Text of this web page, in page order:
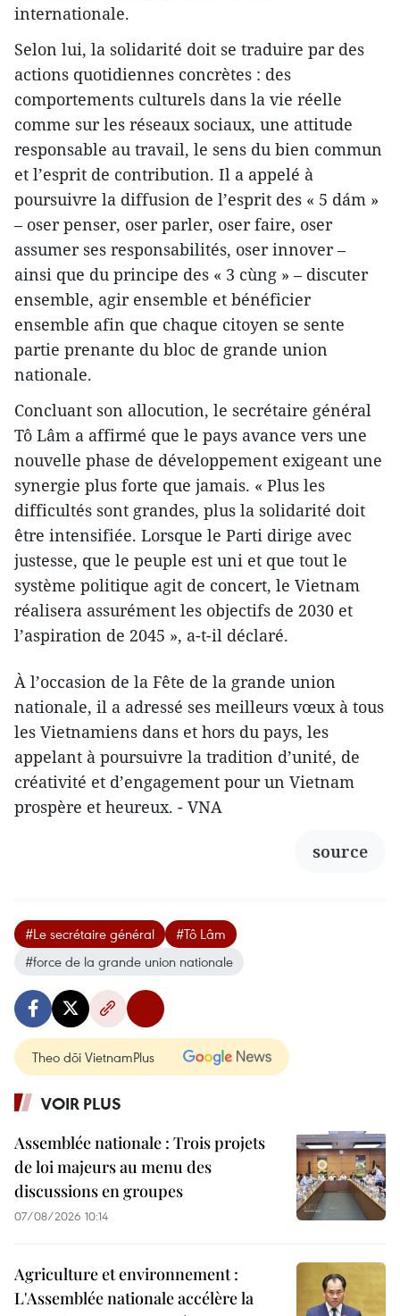
internationale.
Selon lui, la solidarité doit se traduire par des
actions quotidiennes concrètes : des
comportements culturels dans la vie réelle
comme sur les réseaux sociaux, une attitude
responsable au travail, le sens du bien commun
et l’esprit de contribution. Il a appelé à
poursuivre la diffusion de l’esprit des « 5 dám »
– oser penser, oser parler, oser faire, oser
assumer ses responsabilités, oser innover –
ainsi que du principe des « 3 cùng » – discuter
ensemble, agir ensemble et bénéficier
ensemble afin que chaque citoyen se sente
partie prenante du bloc de grande union
nationale.
Concluant son allocution, le secrétaire général
Tô Lâm a affirmé que le pays avance vers une
nouvelle phase de développement exigeant une
synergie plus forte que jamais. « Plus les
difficultés sont grandes, plus la solidarité doit
être intensifiée. Lorsque le Parti dirige avec
justesse, que le peuple est uni et que tout le
système politique agit de concert, le Vietnam
réalisera assurément les objectifs de 2030 et
l’aspiration de 2045 », a-t-il déclaré.
À l’occasion de la Fête de la grande union
nationale, il a adressé ses meilleurs vœux à tous
les Vietnamiens dans et hors du pays, les
appelant à poursuivre la tradition d’unité, de
créativité et d’engagement pour un Vietnam
prospère et heureux. - VNA
source
#Le secrétaire général
#Tô Lâm
#force de la grande union nationale
Theo dõi VietnamPlus
VOIR PLUS
Assemblée nationale : Trois projets
de loi majeurs au menu des
discussions en groupes
07/08/2026 10:14
Agriculture et environnement :
L'Assemblée nationale accélère la